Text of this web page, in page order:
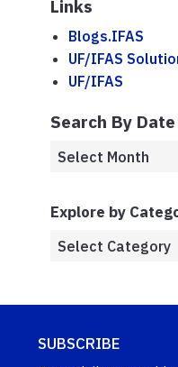
Links
Blogs.IFAS
UF/IFAS
UF/IFAS
Search By Date
Explore by
SUBSCRIBE